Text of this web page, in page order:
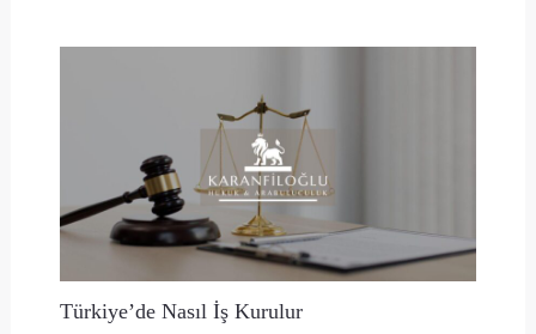
Türkiye’de Nasıl İş Kurulur